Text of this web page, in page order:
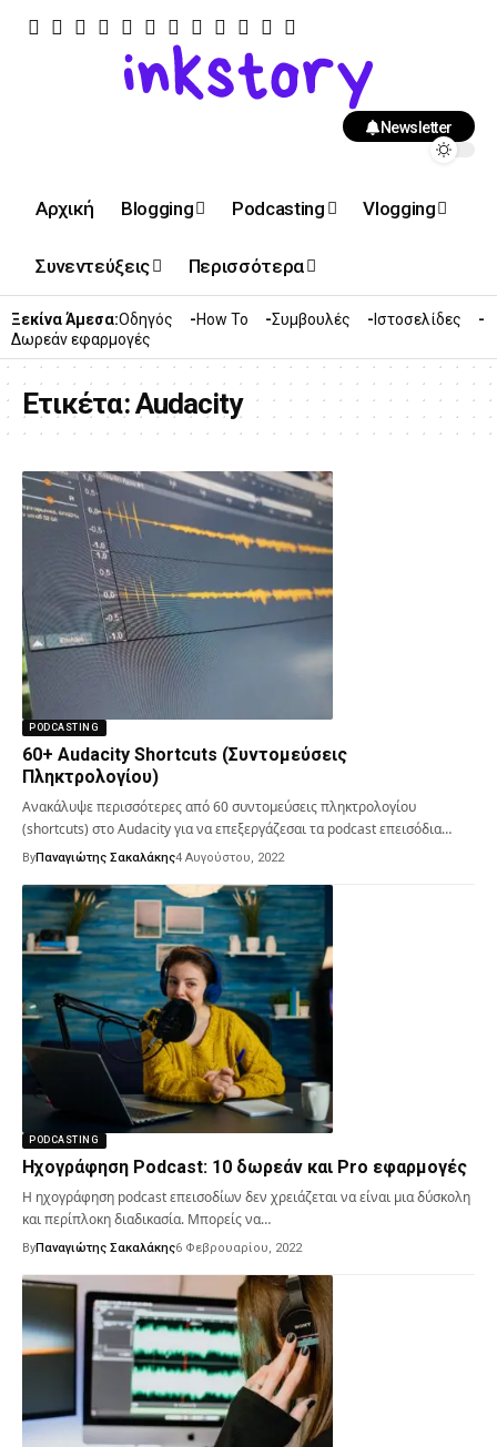
Newsletter
Αρχική Blogging Podcasting Vlogging
Συνεντεύξεις Περισσότερα
Ξεκίνα Άμεσα:Οδηγός How To Συμβουλές
Ιστοσελίδες
Δωρεάν εφαρμογές
Ετικέτα:Audacity
PODCASTING
60+ Audacity Shortcuts (Συντομεύσεις
Πληκτρολογίου)
Ανακάλυψε περισσότερες από 60 συντομεύσεις πληκτρολογίου
(shortcuts) στο Audacity για να επεξεργάζεσαι τα podcast επεισόδια…
ByΠαναγιώτης Σακαλάκης4 Αυγούστου, 2022
PODCASTING
Ηχογράφηση Podcast: 10 δωρεάν και Pro εφαρμογές
Η ηχογράφηση podcast επεισοδίων δεν χρειάζεται να είναι μια δύσκολη
και περίπλοκη διαδικασία. Μπορείς να…
ByΠαναγιώτης Σακαλάκης6 Φεβρουαρίου, 2022